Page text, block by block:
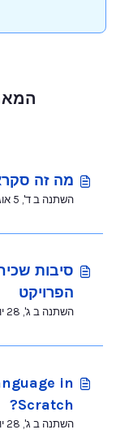
מה זה
השתנה ב ד', 5 אוג ב- 10:15 לפני הצהריים
סיבות
הפרויקט
השתנה ב ג', 28 יול ב- 6:38 אחר הצהריים
in
Scratch?
השתנה ב ג', 28 יול ב- 6:26 אחר הצהריים